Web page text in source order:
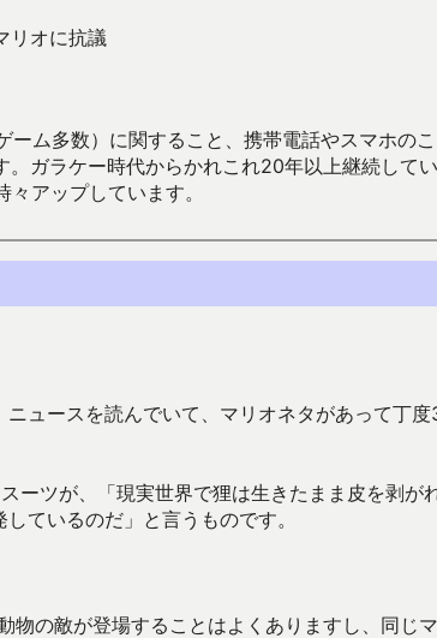
リオに抗議
ム多数）に関すること、携帯電話やスマホ
。ガラケー時代からかれこれ20年以上継続し
アップしています。
ュースを読んでいて、マリオネタがあって丁
ーツが、「現実世界で狸は生きたまま皮を剥が
ているのだ」と言うものです。
物の敵が登場することはよくありますし、同じ